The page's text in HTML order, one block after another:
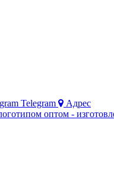
Telegram Адрес